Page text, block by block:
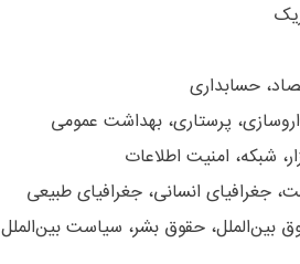
حسابداری
پرستاری، بهداشت عمومی
شبکه، امنیت اطلاعات
جغرافیای انسانی، جغرافیای طبیعی
بین‌الملل، حقوق بشر، سیاست بین‌الملل